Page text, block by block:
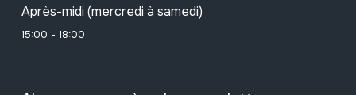
Après-midi (mercredi à samedi)
15:00 - 18:00